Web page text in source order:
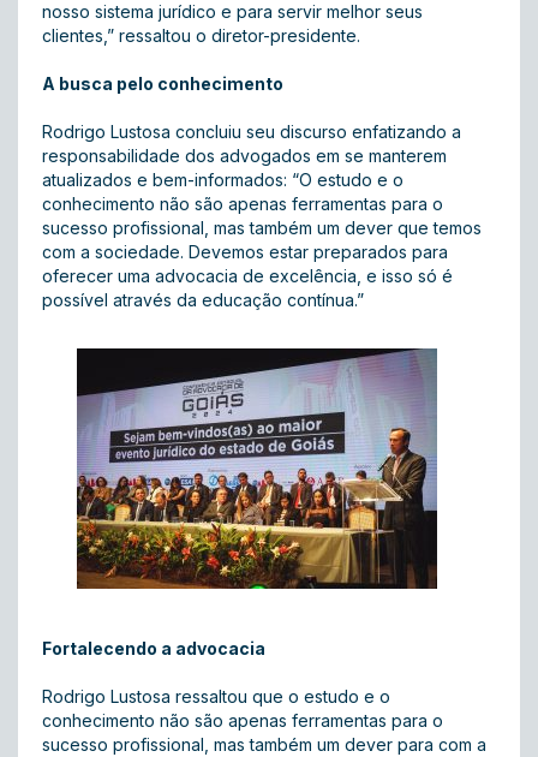
nosso sistema jurídico e para servir melhor seus
clientes,” ressaltou o diretor-presidente.
A busca pelo conhecimento
Rodrigo Lustosa concluiu seu discurso enfatizando a
responsabilidade dos advogados em se manterem
atualizados e bem-informados: “O estudo e o
conhecimento não são apenas ferramentas para o
sucesso profissional, mas também um dever que temos
com a sociedade. Devemos estar preparados para
oferecer uma advocacia de excelência, e isso só é
possível através da educação contínua.”
Fortalecendo a advocacia
Rodrigo Lustosa ressaltou que o estudo e o
conhecimento não são apenas ferramentas para o
sucesso profissional, mas também um dever para com a